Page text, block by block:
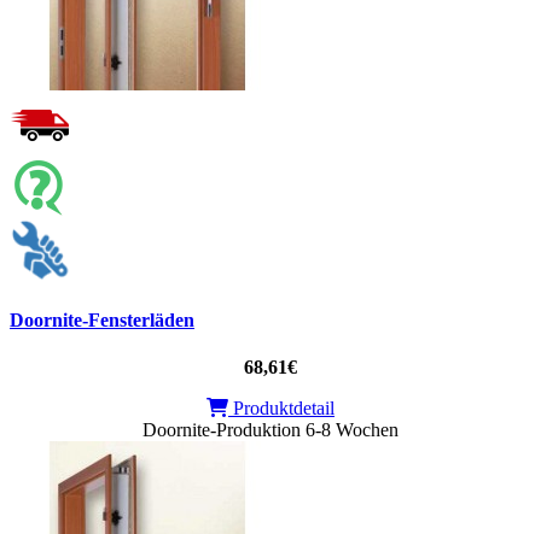
Doornite-Fensterläden
68,61€
Produktdetail
Doornite-Produktion 6-8 Wochen